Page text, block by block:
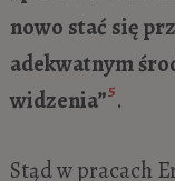
nowo stać się
adekwatnym
widzenia”5.
Stąd w pracach